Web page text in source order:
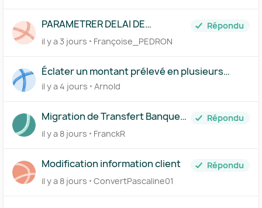
PARAMETRER DELAI DE
PAIEMENT FICHE FOURNISSEUR
Répondu
il y a 3 jours
Françoise_PEDRON
Éclater un montant prélevé en plusieurs
comptes via le Centre des règles
il y a 4 jours Arnold
Migration de Transfert Banque
vers Pennylane
Répondu
il y a 8 jours
FranckR
Modification information client
Répondu
il y a 8 jours
ConvertPascaline01